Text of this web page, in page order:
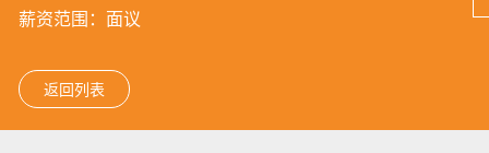
薪资范围：面议
返回列表